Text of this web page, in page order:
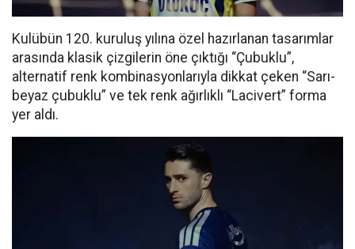
Kulübün 120. kuruluş yılına özel hazırlanan tasarımlar
arasında klasik çizgilerin öne çıktığı “Çubuklu”,
alternatif renk kombinasyonlarıyla dikkat çeken “Sarı-
beyaz çubuklu” ve tek renk ağırlıklı “Lacivert” forma
yer aldı.